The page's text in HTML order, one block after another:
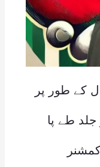
کے طور پر
طے پا